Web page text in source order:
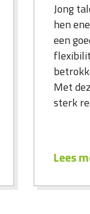
Jong
hen
een
Met
sterk
Lees